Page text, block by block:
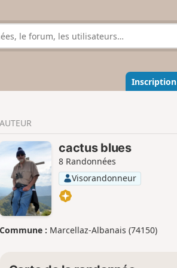
Inscription
AUTEUR
cactus blues
8 Randonnées
Visorandonneur
Commune : Marcellaz-Albanais (74150)